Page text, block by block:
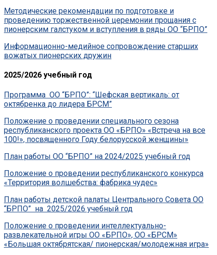
Методические рекомендации по подготовке и
проведению торжественной церемонии прощания с
пионерским галстуком и вступления в ряды ОО “БРПО”
Информационно-медийное сопровождение старших
вожатых пионерских дружин
2025/2026 учебный год
Программа ОО “БРПО”: “Шефская вертикаль: от
октябренка до лидера БРСМ”
Положение о проведении специального сезона
республиканского проекта ОО «БРПО» «Встреча на все
100!», посвященного Году белорусской женщины»
План работы ОО “БРПО” на 2024/2025 учебный год
Положение о проведении республиканского конкурса
«Территория волшебства: фабрика чудес»
План работы детской палаты Центрального Совета ОО
“БРПО” на 2025/2026 учебный год
Положение о проведении интеллектуально-
развлекательной игры ОО «БРПО», ОО «БРСМ»
«Большая октябрятская/ пионерская/молодежная игра»